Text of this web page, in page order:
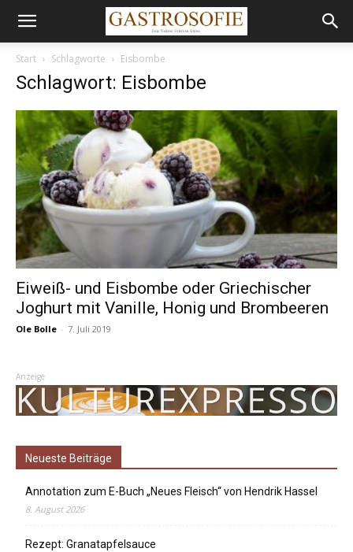
Start Schlagworte Eisbombe
Schlagwort: Eisbombe
Eiweiß- und Eisbombe oder Griechischer
Joghurt mit Vanille, Honig und Brombeeren
Ole Bolle - 7. Juli 2019
Anzeige
Neueste Beiträge
Annotation zum E-Buch „Neues Fleisch“ von Hendrik Hassel
8. August 2026
Rezept: Granatapfelsauce